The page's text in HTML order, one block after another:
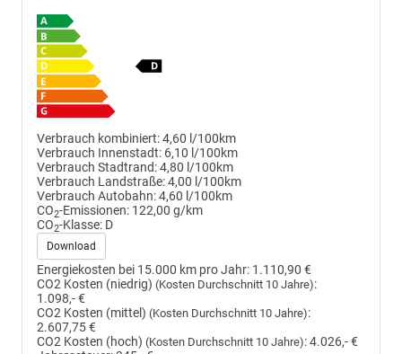
Verbrauch kombiniert:4,60 l/100km
Verbrauch Innenstadt: 6,10 l/100km
Verbrauch Stadtrand:4,80 l/100km
Verbrauch Landstraße:4,00 l/100km
Verbrauch Autobahn:4,60 l/100km
CO2-Emissionen: 122,00 g/km
CO2-Klasse: D
Download
Energiekosten bei 15.000 km pro Jahr: 1.110,90 €
CO2 Kosten (niedrig) (Kosten Durchschnitt 10 Jahre):
1.098,- €
CO2 Kosten (mittel) (Kosten Durchschnitt 10 Jahre):
2.607,75 €
CO2 Kosten (hoch) (Kosten Durchschnitt 10 Jahre):4.026,- €